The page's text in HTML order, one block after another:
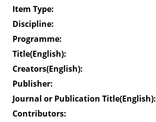
Item Type:
Discipline:
Programme:
Title(English):
Creators(English):
Publisher:
Journal or Publication Title(English):
Contributors: